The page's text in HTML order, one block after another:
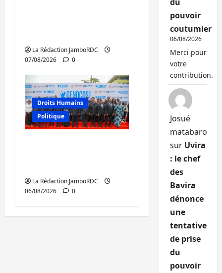
La Rédaction JamboRDC
07/08/2026
0
Droits Humains
Politique
La Rédaction JamboRDC
06/08/2026
0
pouvoir
coutumier
06/08/2026
Merci pour
votre
contribution.
Josué
matabaro
sur Uvira
: le chef
des
Bavira
dénonce
une
tentative
de prise
du
pouvoir